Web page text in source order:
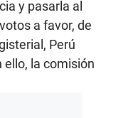
y pasarla al
a favor, de
Perú
ello, la comisión